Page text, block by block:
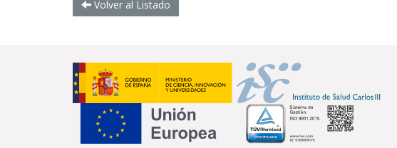
Volver al Listado